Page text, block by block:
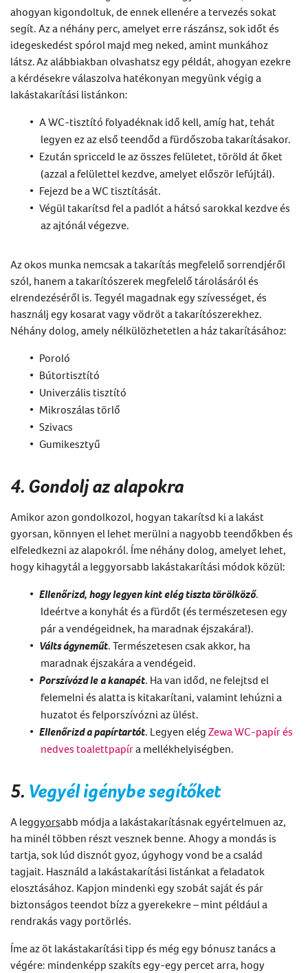
ahogyan kigondoltuk, de ennek ellenére a tervezés sokat
segít. Az a néhány perc, amelyet erre rászánsz, sok időt és
idegeskedést spórol majd meg neked, amint munkához
látsz.Az alábbiakban olvashatsz egy példát, ahogyan ezekre
a kérdésekre válaszolva hatékonyan megyünk végig a
lakástakarítási listánkon:
A WC-tisztító folyadéknak idő kell, amíg hat, tehát
legyen ez az első teendőd a fürdőszoba takarításakor.
Ezután spricceld le azösszes felületet, töröld át őket
(azzal a felülettel kezdve, amelyet először lefújtál).
Fejezd be a WC tisztítását.
Végül takarítsd fel a padlót a hátsó sarokkal kezdveés
az ajtónál végezve.
Az okos munka nemcsak a takarítás megfelelő sorrendjéről
szól, hanem a takarítószerek megfelelő tárolásáról és
elrendezéséről is. Tegyél magadnak egy szívességet, és
használj egy kosarat vagy vödröt a takarítószerekhez.
Néhány dolog, amely nélkülözhetetlen a ház takarításához:
Poroló
Bútortisztító
Univerzális tisztító
Mikroszálas törlő
Szivacs
Gumikesztyű
4. Gondolj az alapokra
Amikor azon gondolkozol, hogyan takarítsd ki a lakást
gyorsan, könnyen el lehet merülni a nagyobb teendőkben és
elfeledkezni az alapokról. Íme néhány dolog, amelyet lehet,
hogy kihagytál a leggyorsabb lakástakarítási módok közül:
Ellenőrizd, hogy legyen kint elég tiszta törölköző.
Ideértve a konyhát és a fürdőt (és természetesen egy
pár a vendégeidnek, ha maradnak éjszakára!).
Válts ágyneműt. Természetesen csak akkor, ha
maradnak éjszakára a vendégeid.
Porszívózd le a kanapét. Ha van időd, ne felejtsd el
felemelni és alatta is kitakarítani, valamint lehúzni a
huzatot és felporszívózni az ülést.
Ellenőrizd a papírtartót. Legyen elég Zewa WC-papír és
nedves toalettpapíra mellékhelyiségben.
5. Vegyél igénybe segítőket
A leggyorsabb módja a lakástakarításnak egyértelmuen az,
ha minél többen részt vesznek benne. Ahogy a mondás is
tartja, sok lúd disznót gyoz, úgyhogy vond be a család
tagjait. Használd a lakástakarítási listánkat a feladatok
elosztásához. Kapjon mindenki egy szobát saját és pár
biztonságos teendot bízz a gyerekekre – mint például a
rendrakás vagy portörlés.
Íme az öt lakástakarítási tipp és még egy bónusz tanács a
végére: mindenképp szakíts egy-egy percet arra, hogy